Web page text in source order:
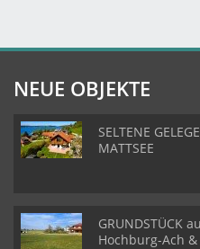
NEUE OBJEKTE
SELTENE
MATTSEE
GRUNDSTÜCK
Hochburg-Ach